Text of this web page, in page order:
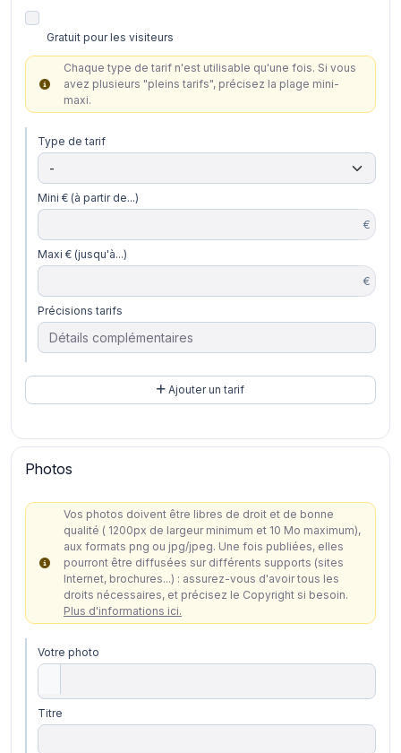
Gratuit pour les visiteurs
Chaque type de tarif n'est utilisable qu'une fois. Si vous
avez plusieurs "pleins tarifs", précisez la plage mini-
maxi.
Type de tarif
Mini € (à partir de...)
€
Maxi € (jusqu'à...)
€
Précisions tarifs
Ajouter un tarif
Photos
Vos photos doivent être libres de droit et de bonne
qualité ( 1200px de largeur minimum et 10 Mo maximum),
aux formats png ou jpg/jpeg. Une fois publiées, elles
pourront être diffusées sur différents supports (sites
Internet, brochures...) : assurez-vous d'avoir tous les
droits nécessaires, et précisez le Copyright si besoin.
Plus d'informations ici.
Votre photo
Titre